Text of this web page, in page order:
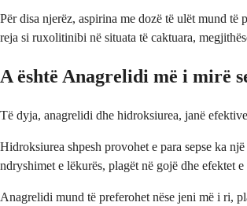
Për disa njerëz, aspirina me dozë të ulët mund
reja si ruxolitinibi në situata të caktuara,
A është Anagrelidi më i mirë
Të dyja, anagrelidi dhe hidroksiurea, janë
Hidroksiurea shpesh provohet e para sepse ka
ndryshimet e lëkurës, plagët në gojë dhe efektet
Anagrelidi mund të preferohet nëse jeni më i ri,